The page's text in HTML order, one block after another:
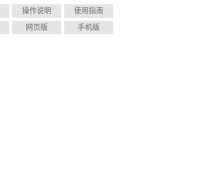
操作说明
使用指南
网页版 手机版